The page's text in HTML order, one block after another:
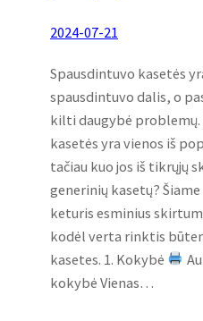
2024-07-21
Spausdintuvo kasetės
spausdintuvo dalis, o
kilti daugybė problemų.
kasetės yra vienos iš
tačiau kuo jos iš tikrųjų
generinių kasetų?
keturis esminius
kodėl verta rinktis
kasetes. 1. Kokybė
kokybė Vienas…